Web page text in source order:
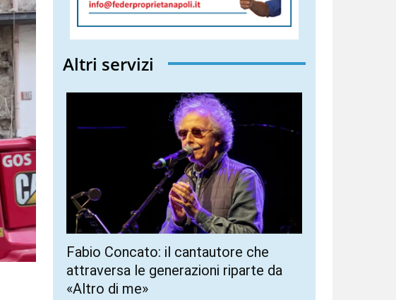
Altri servizi
Fabio Concato: il cantautore che
attraversa le generazioni riparte da
«Altro di me»